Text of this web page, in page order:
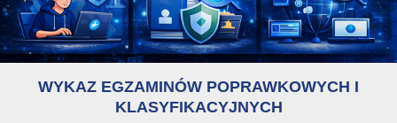
WYKAZ EGZAMINÓW POPRAWKOWYCH I
KLASYFIKACYJNYCH